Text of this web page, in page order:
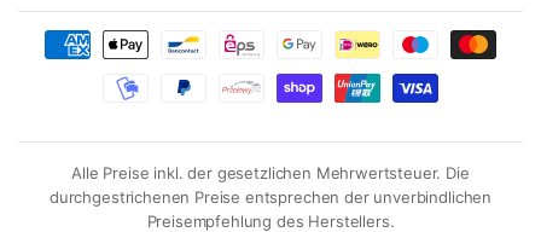
Alle Preise inkl. der gesetzlichen Mehrwertsteuer. Die
durchgestrichenen Preise entsprechen der unverbindlichen
Preisempfehlung des Herstellers.